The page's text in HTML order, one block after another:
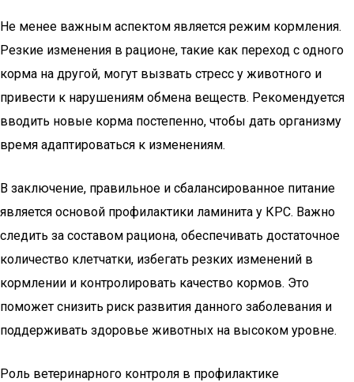
Не менее важным аспектом является режим кормления.
Резкие изменения в рационе, такие как переход с одного
корма на другой, могут вызвать стресс у животного и
привести к нарушениям обмена веществ. Рекомендуется
вводить новые корма постепенно, чтобы дать организму
время адаптироваться к изменениям.
В заключение, правильное и сбалансированное питание
является основой профилактики ламинита у КРС. Важно
следить за составом рациона, обеспечивать достаточное
количество клетчатки, избегать резких изменений в
кормлении и контролировать качество кормов. Это
поможет снизить риск развития данного заболевания и
поддерживать здоровье животных на высоком уровне.
Роль ветеринарного контроля в профилактике